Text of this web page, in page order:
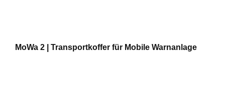
MoWa 2 | Transportkoffer für Mobile Warnanlage